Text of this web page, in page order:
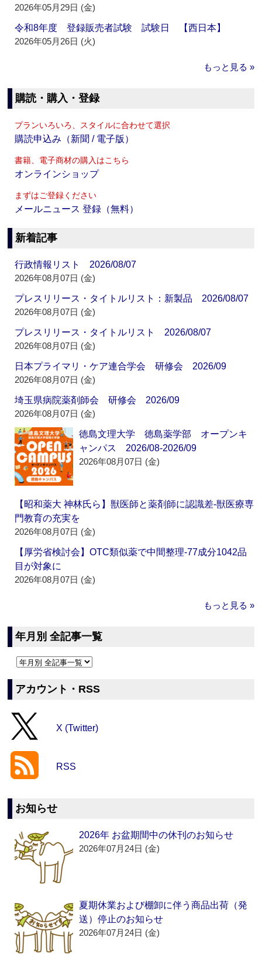
2026年05月29日 (金)
令和8年度 登録販売者試験 試験日 【西日本】
2026年05月26日 (火)
もっと見る »
購読・購入・登録
プランいろいろ、スタイルに合わせて選択
購読申込み（新聞 / 電子版）
書籍、電子商材の購入はこちら
オンラインショップ
まずはご登録ください
メールニュース 登録（無料）
新着記事
行政情報リスト 2026/08/07
2026年08月07日 (金)
プレスリリース・タイトルリスト：新製品 2026/08/07
2026年08月07日 (金)
プレスリリース・タイトルリスト 2026/08/07
2026年08月07日 (金)
日本プライマリ・ケア連合学会 研修会 2026/09
2026年08月07日 (金)
埼玉県病院薬剤師会 研修会 2026/09
2026年08月07日 (金)
徳島文理大学 徳島薬学部 オープンキ
ャンパス 2026/08-2026/09
2026年08月07日 (金)
【昭和薬大 神林氏ら】獣医師と薬剤師に認識差‐獣医療専
門教育の充実を
2026年08月07日 (金)
【厚労省検討会】OTC類似薬で中間整理‐77成分1042品
目が対象に
2026年08月07日 (金)
もっと見る »
年月別 全記事一覧
アカウント・RSS
X (Twitter)
RSS
お知らせ
2026年 お盆期間中の休刊のお知らせ
2026年07月24日 (金)
夏期休業および棚卸に伴う商品出荷（発
送）停止のお知らせ
2026年07月24日 (金)